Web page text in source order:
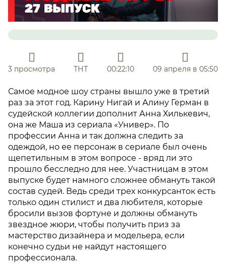
3 просмотра ТНТ 00:22:10 09 апреля в 05:50
Самое модное шоу страны вышло уже в третий
раз за этот год. Карину Нигай и Алину Герман в
судейской коллегии дополнит Анна Хилькевич,
она же Маша из сериала «Универ». По
профессии Анна и так должна следить за
одеждой, но ее персонаж в сериале был очень
щепетильным в этом вопросе - вряд ли это
прошло бесследно для нее. Участницам в этом
выпуске будет намного сложнее обмануть такой
состав судей. Ведь среди трех конкурсанток есть
только один стилист и два любителя, которые
бросили вызов фортуне и должны обмануть
звездное жюри, чтобы получить приз за
мастерство дизайнера и модельера, если
конечно судьи не найдут настоящего
профессионала.